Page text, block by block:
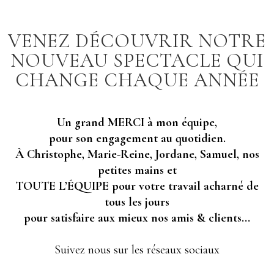
VENEZ DÉCOUVRIR NOTRE
NOUVEAU SPECTACLE QUI
CHANGE CHAQUE ANNÉE
Un grand MERCI à mon équipe,
pour son engagement au quotidien.
À Christophe, Marie-Reine, Jordane, Samuel, nos
petites mains et
TOUTE L’ÉQUIPE pour votre travail acharné de
tous les jours
pour satisfaire aux mieux nos amis & clients...
Suivez nous sur les réseaux sociaux